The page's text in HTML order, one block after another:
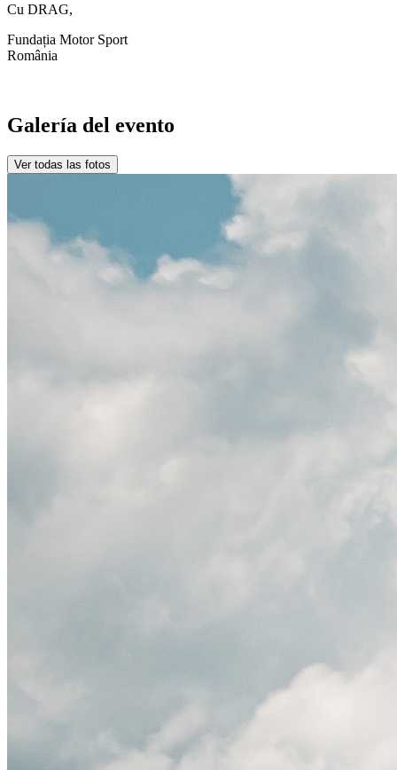
Cu DRAG,
Fundația Motor Sport
România
Galería del evento
Ver todas las fotos